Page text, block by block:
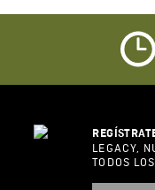
Califique el
★☆
Su nombre
Correo
LEGACY,
TODOS